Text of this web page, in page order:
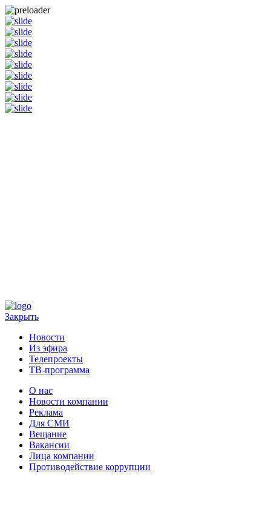
Закрыть
Новости
Из эфира
Телепроекты
ТВ-программа
О нас
Новости компании
Реклама
Для СМИ
Вещание
Вакансии
Лица компании
Противодействие коррупции